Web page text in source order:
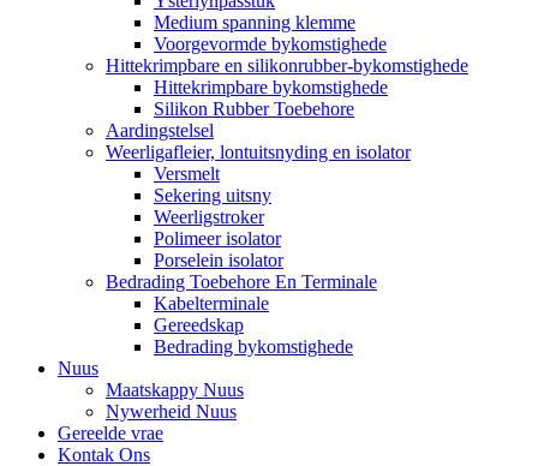
Medium spanning klemme
Voorgevormde bykomstighede
Hittekrimpbare en silikonrubber-bykomstighede
Hittekrimpbare bykomstighede
Silikon Rubber Toebehore
Aardingstelsel
Weerligafleier, lontuitsnyding en isolator
Versmelt
Sekering uitsny
Weerligstroker
Polimeer isolator
Porselein isolator
Bedrading Toebehore En Terminale
Kabelterminale
Gereedskap
Bedrading bykomstighede
Nuus
Maatskappy Nuus
Nywerheid Nuus
Gereelde vrae
Kontak Ons